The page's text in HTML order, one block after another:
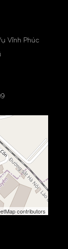
Vĩnh Phúc
contributors